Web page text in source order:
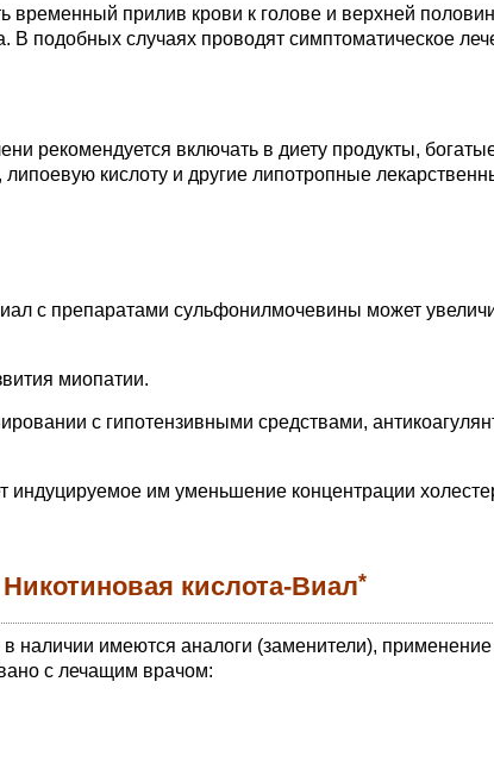
временный прилив крови к голове и верхней
В подобных случаях проводят симптоматическое
рекомендуется включать в диету продукты,
липоевую кислоту и другие липотропные
с препаратами сульфонилмочевины может
миопатии.
с гипотензивными средствами,
индуцируемое им уменьшение концентрации
кислота-Виал*
в наличии имеются аналоги (заменители), применение
с лечащим врачом: